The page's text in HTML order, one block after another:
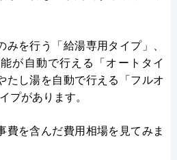
みを行う「給湯専用タイプ」、
が自動で行える「オートタイ
たし湯を自動で行える「フルオ
プがあります。
費を含んだ費用相場を見てみま